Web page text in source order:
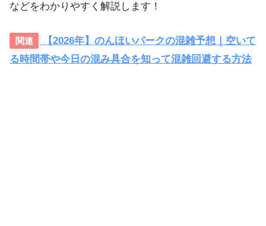
などをわかりやすく解説します！
【2026年】のんほいパークの混雑予想｜空いて
る時間帯や今日の混み具合を知って混雑回避する方法